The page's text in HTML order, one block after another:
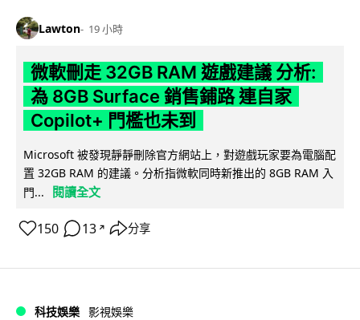
Lawton 19 小時
微軟刪走 32GB RAM 遊戲建議 分析:
為 8GB Surface 銷售鋪路 連自家
Copilot+ 門檻也未到
Microsoft 被發現靜靜刪除官方網站上，對遊戲玩家要為電腦配
置 32GB RAM 的建議。分析指微軟同時新推出的 8GB RAM 入
門...
閱讀全文
150 13 ↗ 分享
科技娛樂 影視娛樂